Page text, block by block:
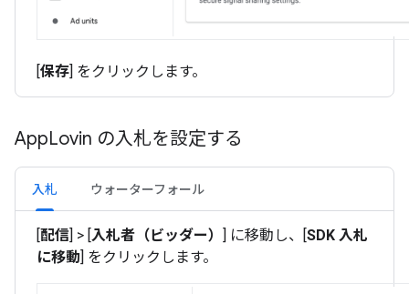
[保存] をクリックします。
AppLovin の入札を設定する
入札 ウォーターフォール
[配信] > [入札者（ビッダー） ] に移動し、[SDK 入札
に移動] をクリックします。